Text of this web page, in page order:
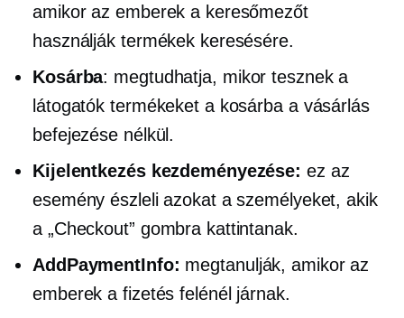
amikor az emberek a keresőmezőt
használják termékek keresésére.
Kosárba: megtudhatja, mikor tesznek a
látogatók termékeket a kosárba a vásárlás
befejezése nélkül.
Kijelentkezés kezdeményezése: ez az
esemény észleli azokat a személyeket, akik
a „Checkout” gombra kattintanak.
AddPaymentInfo: megtanulják, amikor az
emberek a fizetés felénél járnak.